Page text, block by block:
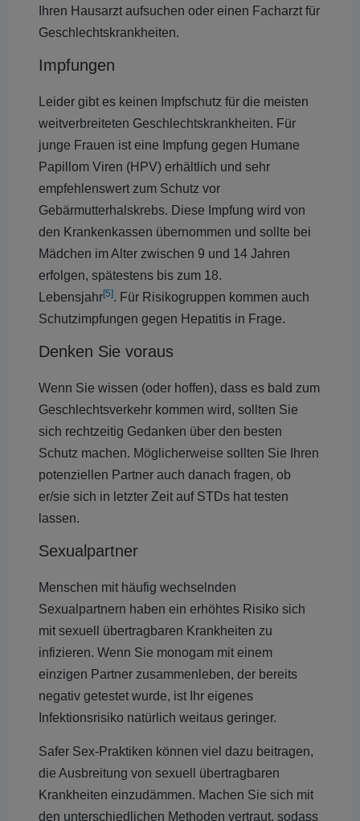
Ihren Hausarzt aufsuchen oder einen Facharzt für
Geschlechtskrankheiten.
Impfungen
Leider gibt es keinen Impfschutz für die meisten
weitverbreiteten Geschlechtskrankheiten. Für
junge Frauen ist eine Impfung gegen Humane
Papillom Viren (HPV) erhältlich und sehr
empfehlenswert zum Schutz vor
Gebärmutterhalskrebs. Diese Impfung wird von
den Krankenkassen übernommen und sollte bei
Mädchen im Alter zwischen 9 und 14 Jahren
erfolgen, spätestens bis zum 18.
Lebensjahr[5]. Für Risikogruppen kommen auch
Schutzimpfungen gegen Hepatitis in Frage.
Denken Sie voraus
Wenn Sie wissen (oder hoffen), dass es bald zum
Geschlechtsverkehr kommen wird, sollten Sie
sich rechtzeitig Gedanken über den besten
Schutz machen. Möglicherweise sollten Sie Ihren
potenziellen Partner auch danach fragen, ob
er/sie sich in letzter Zeit auf STDs hat testen
lassen.
Sexualpartner
Menschen mit häufig wechselnden
Sexualpartnern haben ein erhöhtes Risiko sich
mit sexuell übertragbaren Krankheiten zu
infizieren. Wenn Sie monogam mit einem
einzigen Partner zusammenleben, der bereits
negativ getestet wurde, ist Ihr eigenes
Infektionsrisiko natürlich weitaus geringer.
Safer Sex-Praktiken können viel dazu beitragen,
die Ausbreitung von sexuell übertragbaren
Krankheiten einzudämmen. Machen Sie sich mit
den unterschiedlichen Methoden vertraut, sodass